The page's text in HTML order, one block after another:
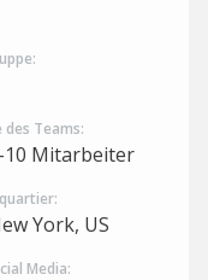
des Teams:
10 Mitarbeiter
York, US
Media: